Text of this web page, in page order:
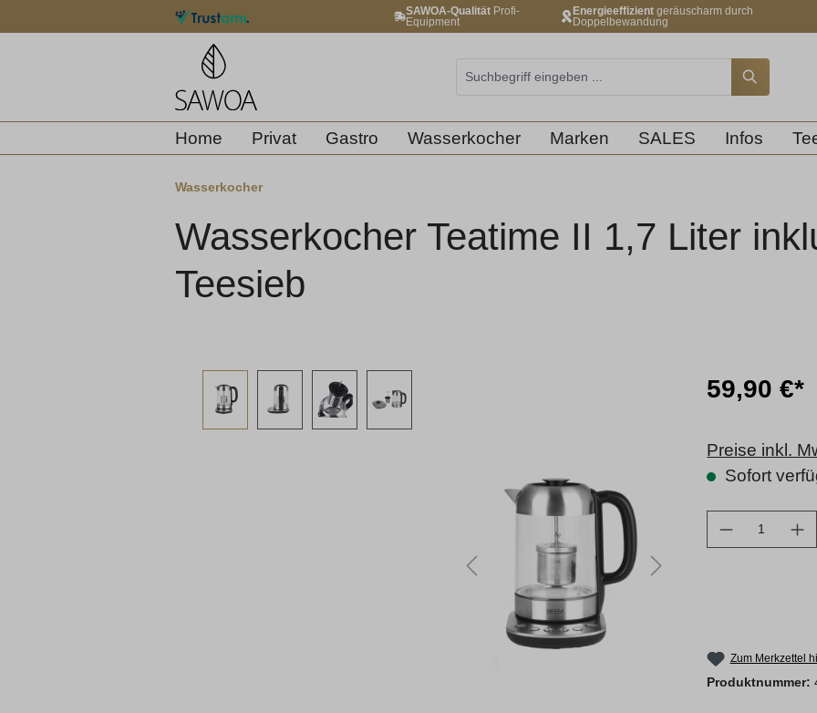
Zur Hauptnavigation springen
SAWOA-QualitätProfi-
Equipment
Energieeffizient geräuscharm durch
Doppelbewandung
Home Privat Gastro Wasserkocher Marken SALES Infos
Wasserkocher
Wasserkocher Teatime II 1,7 Liter
Teesieb
Bildergalerie überspringen 59,90 €*
Preise inkl.
Sofort
Produkt
Zum Merkzettel
Produktnummer: